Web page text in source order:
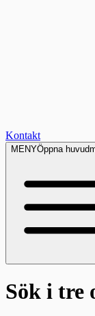
Kontakt
MENYÖppna
Sök i tre